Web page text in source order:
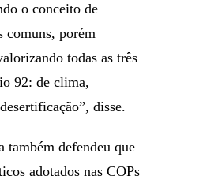
o conceito de
comuns, porém
todas as três
92: de clima,
disse.
também defendeu que
adotados nas COPs